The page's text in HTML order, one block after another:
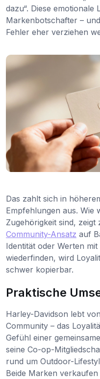
dazu“. Diese emotionale
Markenbotschafter –
Fehler eher verziehen
Das zahlt sich in
Empfehlungen aus. Wie
Zugehörigkeit sind, zeigt
Community-Ansatz auf
Identität oder Werten
wiederfinden, wird
schwer kopierbar.
Praktische
Harley-Davidson lebt
Community – das
Gefühl einer
seine Co-op-
rund um Outdoor-
Beide Marken